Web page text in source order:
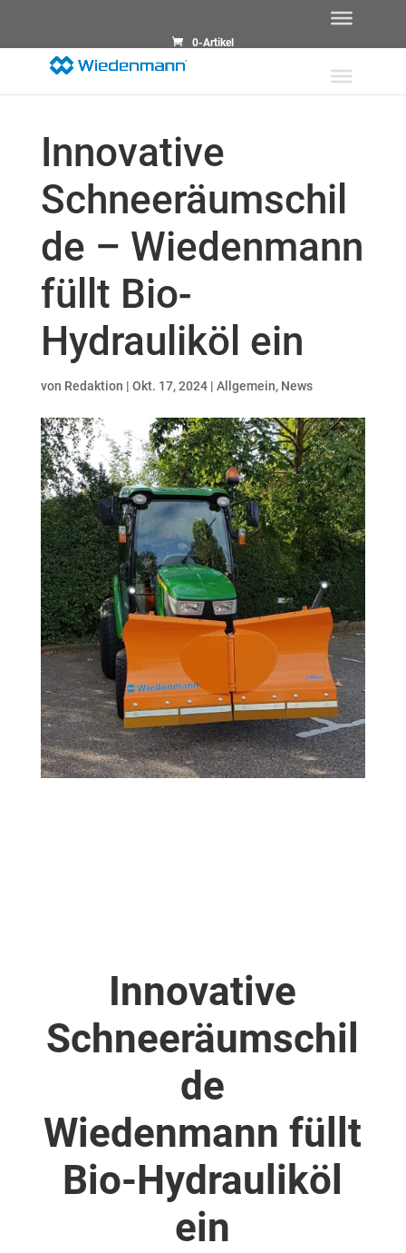
0-Artikel
Innovative
Schneeräumschil
de – Wiedenmann
füllt Bio-
Hydrauliköl ein
von Redaktion | Okt. 17, 2024| Allgemein, News
Innovative
Schneeräumschil
de
Wiedenmann füllt
Bio-Hydrauliköl
ein